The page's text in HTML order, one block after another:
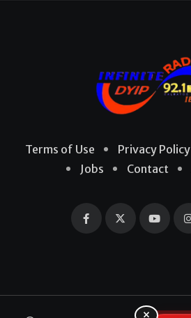
Terms of Use Privacy Policy
Jobs
Contact